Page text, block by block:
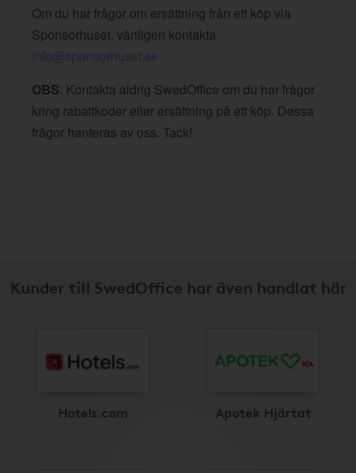
Om du har frågor om ersättning från ett köp via
Sponsorhuset, vänligen kontakta
info@sponsorhuset.se
OBS: Kontakta aldrig SwedOffice om du har frågor
kring rabattkoder eller ersättning på ett köp. Dessa
frågor hanteras av oss. Tack!
Kunder till SwedOffice har även handlat här
Hotels.com Apotek Hjärtat